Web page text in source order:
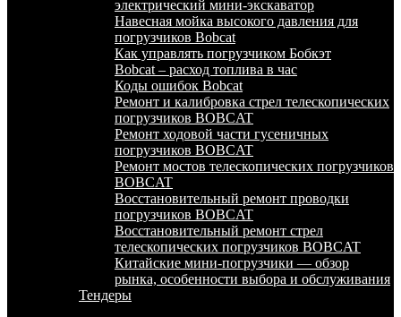
электрический мини-экскаватор
Навесная мойка высокого давления для
погрузчиков Bobcat
Как управлять погрузчиком Бобкэт
Bobcat – расход топлива в час
Коды ошибок Bobcat
Ремонт и калибровка стрел телескопических
погрузчиков BOBCAT
Ремонт ходовой части гусеничных
погрузчиков BOBCAT
Ремонт мостов телескопических погрузчиков
BOBCAT
Восстановительный ремонт проводки
погрузчиков BOBCAT
Восстановительный ремонт стрел
телескопических погрузчиков BOBCAT
Китайские мини-погрузчики — обзор
рынка, особенности выбора и обслуживания
Тендеры